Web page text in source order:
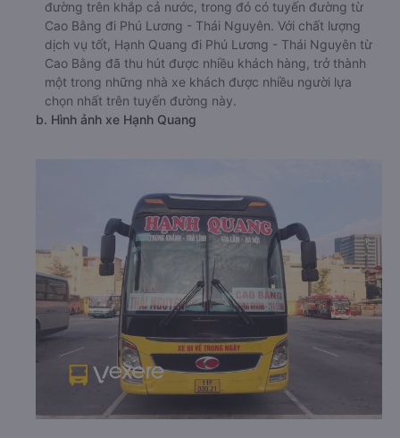
đường trên khắp cả nước, trong đó có tuyến đường từ
Cao Bằng đi Phú Lương - Thái Nguyên. Với chất lượng
dịch vụ tốt, Hạnh Quang đi Phú Lương - Thái Nguyên từ
Cao Bằng đã thu hút được nhiều khách hàng, trở thành
một trong những nhà xe khách được nhiều người lựa
chọn nhất trên tuyến đường này.
b. Hình ảnh xe Hạnh Quang